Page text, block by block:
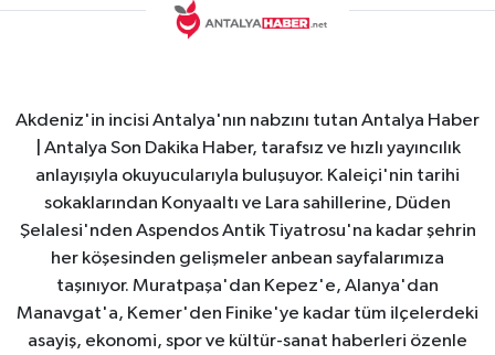
Akdeniz'in incisi Antalya'nın nabzını tutan Antalya Haber
| Antalya Son Dakika Haber, tarafsız ve hızlı yayıncılık
anlayışıyla okuyucularıyla buluşuyor. Kaleiçi'nin tarihi
sokaklarından Konyaaltı ve Lara sahillerine, Düden
Şelalesi'nden Aspendos Antik Tiyatrosu'na kadar şehrin
her köşesinden gelişmeler anbean sayfalarımıza
taşınıyor. Muratpaşa'dan Kepez'e, Alanya'dan
Manavgat'a, Kemer'den Finike'ye kadar tüm ilçelerdeki
asayiş, ekonomi, spor ve kültür-sanat haberleri özenle